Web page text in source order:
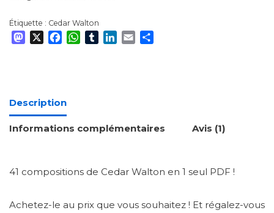
Étiquette : Cedar Walton
Mastodon
X Facebook
WhatsApp
TumblrLinkedIn
Email
Description
Informations complémentaires Avis (1)
41 compositions de Cedar Walton en 1 seul PDF !
Achetez-le au prix que vous souhaitez ! Et régalez-vous